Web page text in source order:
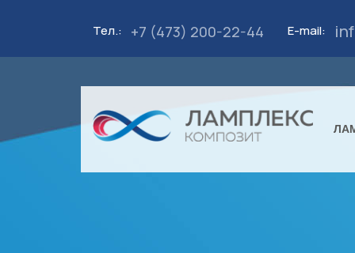
Тел.: +7 (473) 200-22-44 E-mail: